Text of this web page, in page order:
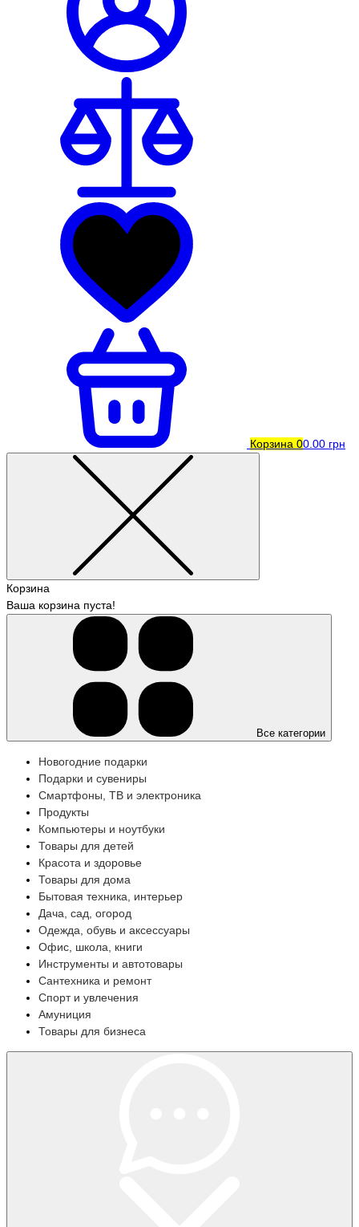
Корзина 00.00 грн
Корзина
Ваша корзина пуста!
Все категории
Новогодние подарки
Подарки и сувениры
Смартфоны, ТВ и электроника
Продукты
Компьютеры и ноутбуки
Товары для детей
Красота и здоровье
Товары для дома
Бытовая техника, интерьер
Дача, сад, огород
Одежда, обувь и аксессуары
Офис, школа, книги
Инструменты и автотовары
Сантехника и ремонт
Спорт и увлечения
Амуниция
Товары для бизнеса